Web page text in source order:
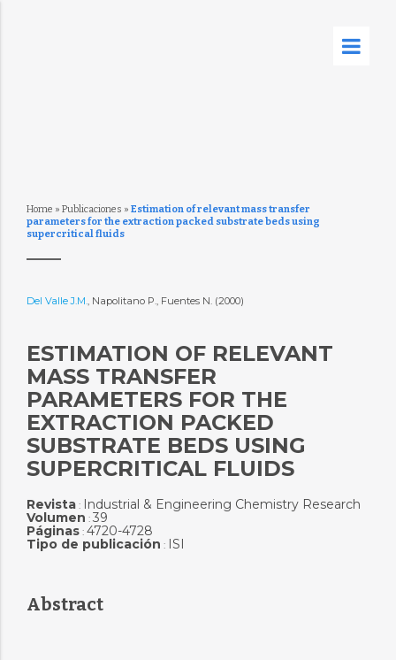
Home » Publicaciones » Estimation of relevant mass transfer
parameters for the extraction packed substrate beds using
supercritical fluids
Del Valle J.M., Napolitano P., Fuentes N. (2000)
ESTIMATION OF RELEVANT
MASS TRANSFER
PARAMETERS FOR THE
EXTRACTION PACKED
SUBSTRATE BEDS USING
SUPERCRITICAL FLUIDS
Revista: Industrial & Engineering Chemistry Research
Volumen : 39
Páginas: 4720-4728
Tipo de publicación : ISI
Abstract